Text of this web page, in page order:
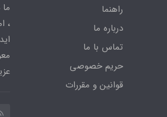
راهنما
درباره ما
تماس با ما
حریم خصوصی
قوانین و مقررات
،